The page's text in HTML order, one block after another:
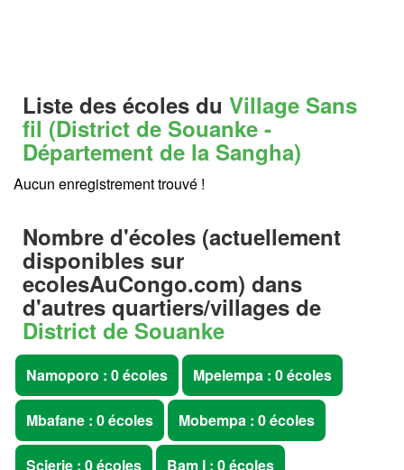
Liste des écoles du Village Sans
fil (District de Souanke -
Département de la Sangha)
Aucun enregistrement trouvé !
Nombre d'écoles (actuellement
disponibles sur
ecolesAuCongo.com) dans
d'autres quartiers/villages de
District de Souanke
Namoporo : 0 écoles Mpelempa : 0 écoles
Mbafane : 0 écoles Mobempa : 0 écoles
Scierie : 0 écoles Bam I : 0 écoles